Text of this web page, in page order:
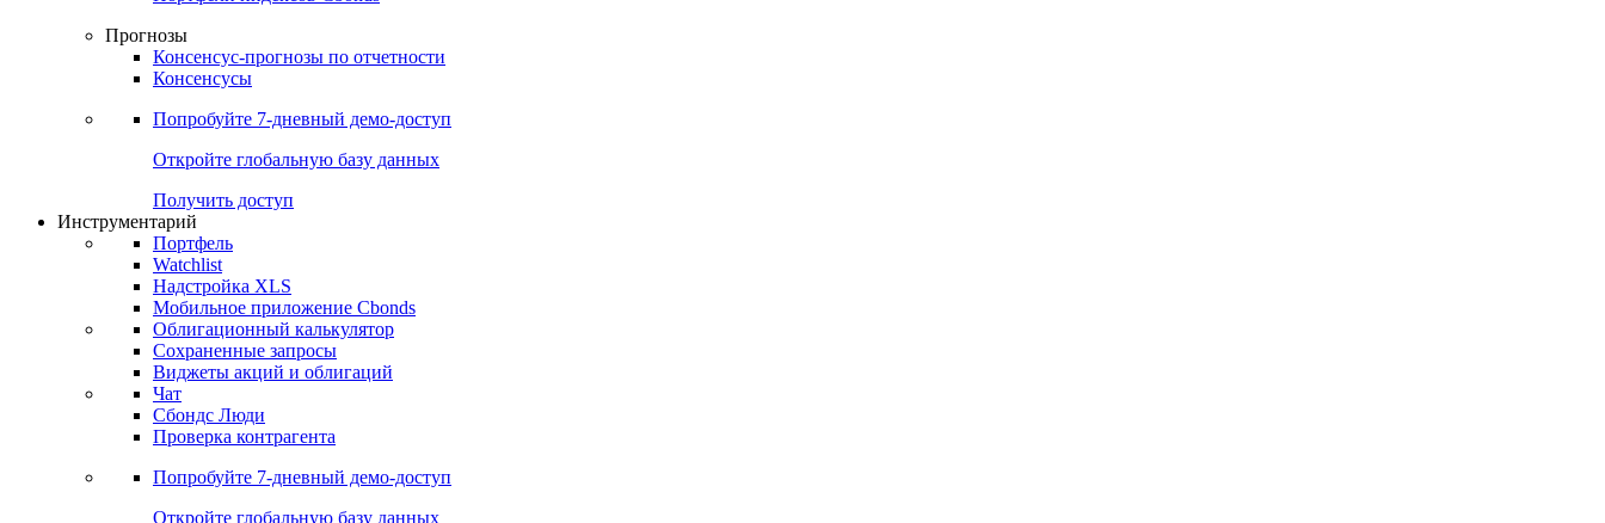
Виджет:
Портфели индексов Cbonds
Прогнозы
Консенсус-прогнозы по отчетности
Консенсусы
Попробуйте7-дневный
Откройте глобальную базу данных
Получить доступ
Инструментарий
Портфель
Watchlist
Надстройка XLS
Мобильное приложение Cbonds
Облигационный калькулятор
Сохраненные запросы
Виджеты акций и облигаций
Чат
Сбондс Люди
Проверка контрагента